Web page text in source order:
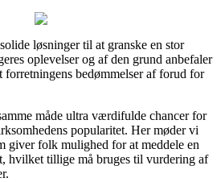
løsninger til at granske en stor
oplevelser og af den grund anbefaler
forretningens bedømmelser af forud for
måde ultra værdifulde chancer for
popularitet. Her møder vi
giver folk mulighed for at meddele en
hvilket tillige må bruges til vurdering af